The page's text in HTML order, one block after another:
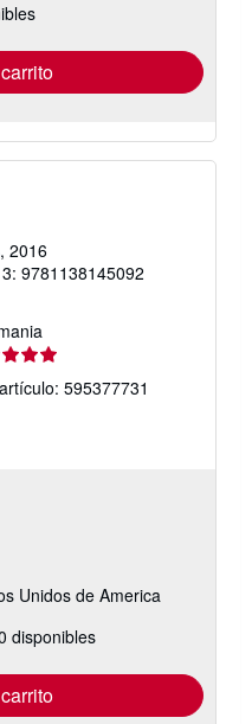
, 2016
9781138145092
595377731
Unidos de America
disponibles